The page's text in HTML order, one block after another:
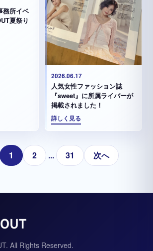
務所イベ
夏祭り
2026.06.17
人気女性ファッション誌
『sweet』に所属ライバーが
掲載されました！
詳しく見る
1 2 ... 31 次へ
All Rights Reserved.